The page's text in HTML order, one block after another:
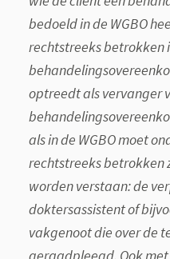
bedoeld in de WGBO
rechtstreeks betrokken
optreedt als vervanger
als in de WGBO moet
rechtstreeks betrokken
worden verstaan: de
doktersassistent of
vakgenoot die over de